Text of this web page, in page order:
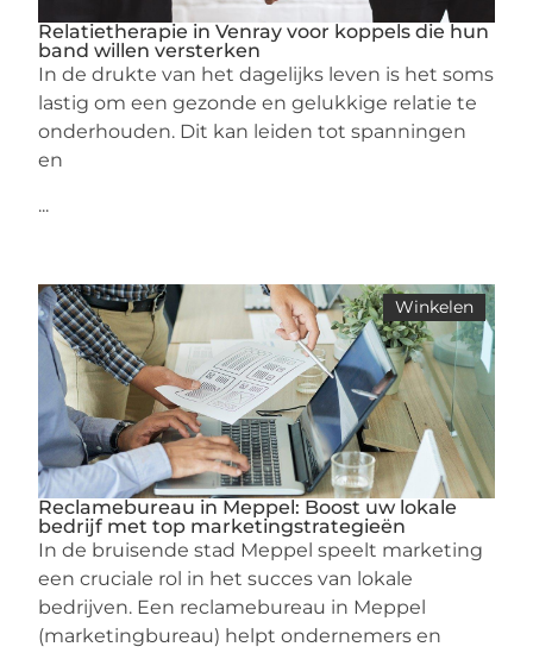
Relatietherapie in Venray voor koppels die hun
band willen versterken
In de drukte van het dagelijks leven is het soms
lastig om een gezonde en gelukkige relatie te
onderhouden. Dit kan leiden tot spanningen
en
...
Winkelen
Reclamebureau in Meppel: Boost uw lokale
bedrijf met top marketingstrategieën
In de bruisende stad Meppel speelt marketing
een cruciale rol in het succes van lokale
bedrijven. Een reclamebureau in Meppel
(marketingbureau) helpt ondernemers en